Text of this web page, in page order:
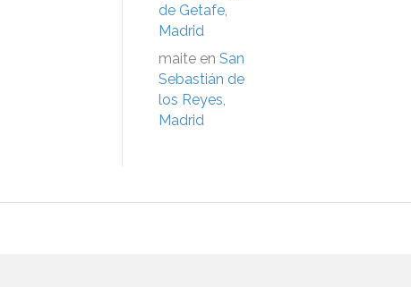
de Getafe,
Madrid
maite en San
Sebastián de
los Reyes,
Madrid